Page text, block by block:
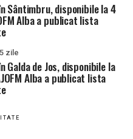
Sântimbru, disponibile la 4
Alba a publicat lista
zile
Galda de Jos, disponibile la
Alba a publicat lista